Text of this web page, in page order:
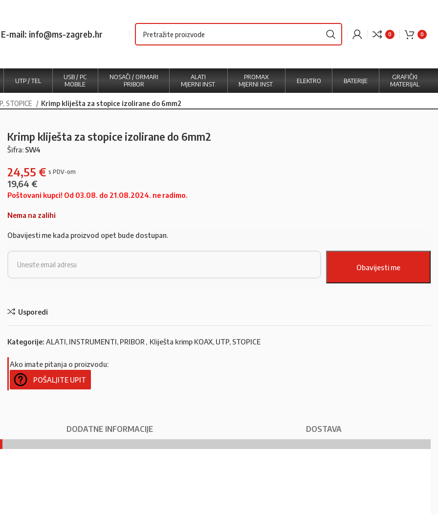
E-mail: info@ms-zagreb.hr 0 0
UTP / TEL
USB / PC
MOBILE
NOSAČI / ORMARI
PRIBOR
ALATI
MJERNI INST.
PROMAX
MJERNI INST.
ELEKTRO BATERIJE
GRAFIČKI
MATERIJAL
STOPICE Krimp kliješta za stopice izolirane do 6mm2
Krimp kliješta za stopice izolirane do 6mm2
Šifra: SW4
24,55 €
19,64 €
Poštovani kupci! Od 03.08. do 21.08.2024. ne radimo.
Nema na zalihi
Obavijesti me kada proizvod opet bude dostupan.
Usporedi
Kategorije: ALATI, INSTRUMENTI, PRIBOR , Kliješta krimp KOAX, UTP, STOPICE
Ako imate pitanja o proizvodu:
POŠALJITE UPIT
DODATNE INFORMACIJE DOSTAVA